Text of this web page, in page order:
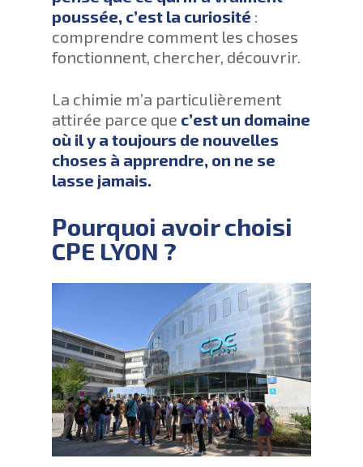
poussée, c’est la curiosité :
comprendre comment les choses
fonctionnent, chercher, découvrir.
La chimie m’a particulièrement
attirée parce que c’est un domaine
où il y a toujours de nouvelles
choses à apprendre, on ne se
lasse jamais.
Pourquoi avoir choisi
CPE LYON ?